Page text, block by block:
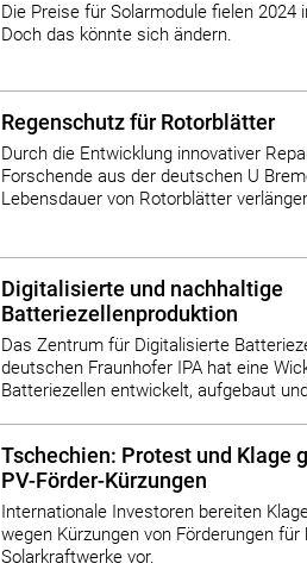
Die Preise für Solarmodule fielen 2024
Doch das könnte sich ändern.
Regenschutz für Rotorblätter
Durch die Entwicklung innovativer
Forschende aus der deutschen U
Lebensdauer von Rotorblätter
Digitalisierte und nachhaltige
Batteriezellenproduktion
Das Zentrum für Digitalisierte
deutschen Fraunhofer IPA hat eine
Batteriezellen entwickelt, aufgebaut
Tschechien: Protest und Klage
PV-Förder-Kürzungen
Internationale Investoren bereiten
wegen Kürzungen von Förderungen für
Solarkraftwerke vor.